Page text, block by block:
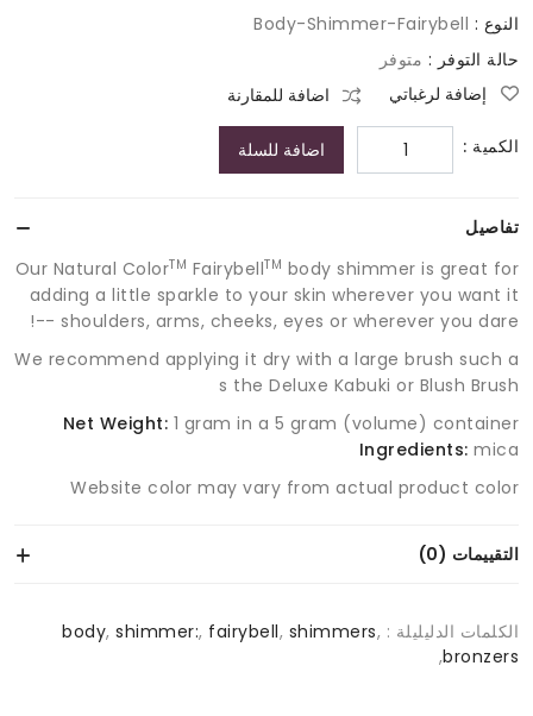
النوع : Body-Shimmer-Fairybell
حالة التوفر : متوفر
إضافة لرغباتي
اضافة للمقارنة
الكمية : اضافة للسلة
تفاصيل
Our Natural ColorTM FairybellTM body shimmer is great for
adding a little sparkle to your skin wherever you want it
-- shoulders, arms, cheeks, eyes or wherever you dare!
We recommend applying it dry with a large brush such a
s the Deluxe Kabuki or Blush Brush
Net Weight: 1 gram in a 5 gram (volume) container
Ingredients: mica
Website color may vary from actual product color
التقييمات (0)
الكلمات الدليليلة : body, shimmer:, fairybell, shimmers,
bronzers
,